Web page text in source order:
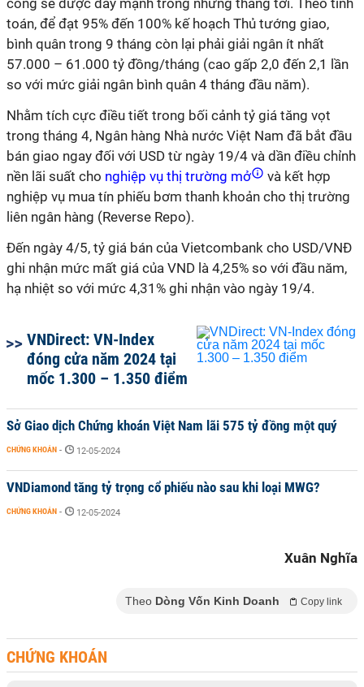
công sẽ được đẩy mạnh trong những tháng tới. Theo tính
toán, để đạt 95% đến 100% kế hoạch Thủ tướng giao,
bình quân trong 9 tháng còn lại phải giải ngân ít nhất
57.000 – 61.000 tỷ đồng/tháng (cao gấp 2,0 đến 2,1 lần
so với mức giải ngân bình quân 4 tháng đầu năm).
Nhằm tích cực điều tiết trong bối cảnh tỷ giá tăng vọt
trong tháng 4, Ngân hàng Nhà nước Việt Nam đã bắt đầu
bán giao ngay đối với USD từ ngày 19/4 và dần điều chỉnh
nền lãi suất cho nghiệp vụ thị trường mở
và kết hợp
nghiệp vụ mua tín phiếu bơm thanh khoản cho thị trường
liên ngân hàng (Reverse Repo).
Đến ngày 4/5, tỷ giá bán của Vietcombank cho USD/VNĐ
ghi nhận mức mất giá của VND là 4,25% so với đầu năm,
hạ nhiệt so với mức 4,31% ghi nhận vào ngày 19/4.
VNDirect: VN-Index
đóng cửa năm 2024 tại
mốc 1.300 – 1.350 điểm
Sở Giao dịch Chứng khoán Việt Nam lãi 575 tỷ đồng một quý
CHỨNG KHOÁN - 12-05-2024
VNDiamond tăng tỷ trọng cổ phiếu nào sau khi loại MWG?
CHỨNG KHOÁN - 12-05-2024
Xuân Nghĩa
Theo Dòng Vốn Kinh Doanh Copy link
CHỨNG KHOÁN